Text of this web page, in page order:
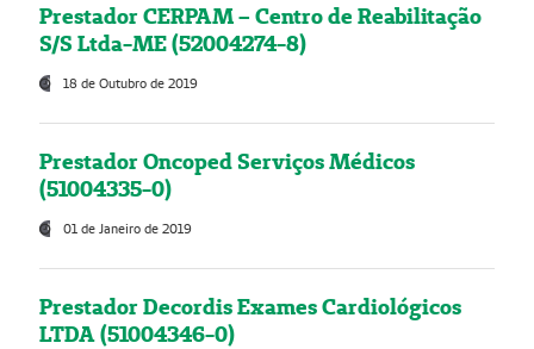
Prestador CERPAM – Centro de Reabilitação
S/S Ltda-ME (52004274-8)
18 de Outubro de 2019
Prestador Oncoped Serviços Médicos
(51004335-0)
01 de Janeiro de 2019
Prestador Decordis Exames Cardiológicos
LTDA (51004346-0)